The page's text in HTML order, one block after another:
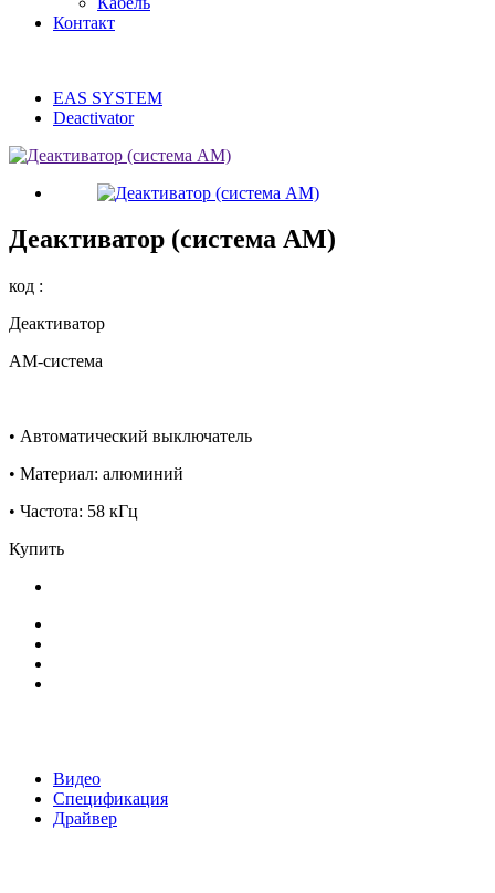
Контакт
EAS SYSTEM
Deactivator
Деактиватор (система АМ)
код :
Деактиватор
АМ-система
• Автоматический выключатель
• Материал: алюминий
• Частота: 58 кГц
Купить
Видео
Спецификация
Драйвер